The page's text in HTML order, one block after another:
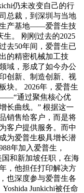
仍未改变自己的行
总裁，到深圳与当地
生产基地——爱普生技
。 刚刚过去的2025
去50年间，爱普生已
的精密机械加工技
域，形成了如今办公
创新、制造创新、视
块。 2026年，爱普生
通过聚焦核心优
长曲线。” 根据这一
销售给客户，而是将
客户提供服务。而中
为爱普生极具增长潜
年加入爱普生，
国和新加坡任职，在海
，他担任打印解决方
也深度参与爱普生各
Junkichi被任命